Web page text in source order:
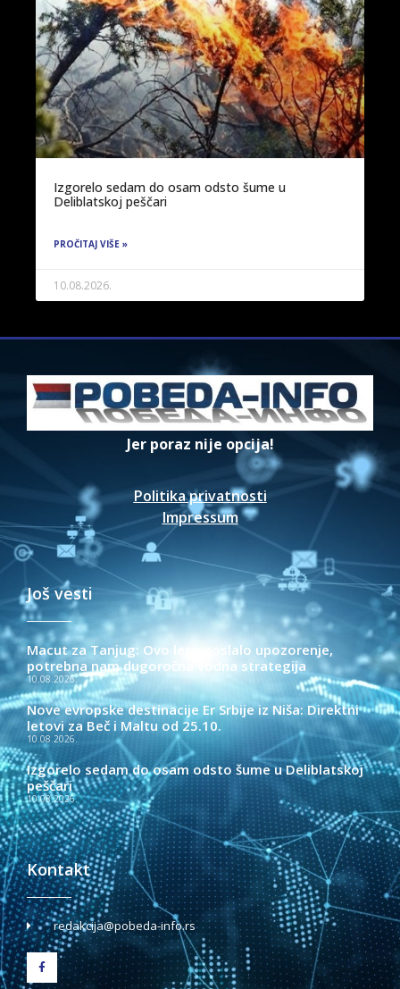
Izgorelo sedam do osam odsto šume u
Deliblatskoj peščari
PROČITAJ VIŠE »
10.08.2026.
Jer poraz nije opcija!
Politika privatnosti
Impressum
Još vesti
Macut za Tanjug: Ovo leto poslalo upozorenje,
potrebna nam dugoročna vodna strategija
10.08.2026.
Nove evropske destinacije Er Srbije iz Niša: Direktni
letovi za Beč i Maltu od 25.10.
10.08.2026.
Izgorelo sedam do osam odsto šume u Deliblatskoj
peščari
10.08.2026.
Kontakt
redakcija@pobeda-info.rs